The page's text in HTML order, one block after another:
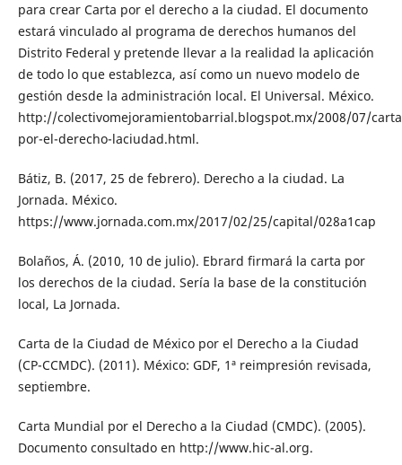
para crear Carta por el derecho a la ciudad. El documento
estará vinculado al programa de derechos humanos del
Distrito Federal y pretende llevar a la realidad la aplicación
de todo lo que establezca, así como un nuevo modelo de
gestión desde la administración local. El Universal. México.
http://colectivomejoramientobarrial.blogspot.mx/2008/07/
por-el-derecho-laciudad.html.
Bátiz, B. (2017, 25 de febrero). Derecho a la ciudad. La
Jornada. México.
https://www.jornada.com.mx/2017/02/25/capital/028a1cap
Bolaños, Á. (2010, 10 de julio). Ebrard firmará la carta por
los derechos de la ciudad. Sería la base de la constitución
local, La Jornada.
Carta de la Ciudad de México por el Derecho a la Ciudad
(CP-CCMDC). (2011). México: GDF, 1ª reimpresión revisada,
septiembre.
Carta Mundial por el Derecho a la Ciudad (CMDC). (2005).
Documento consultado en http://www.hic-al.org.